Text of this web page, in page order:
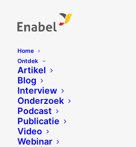
Home
Ontdek
Artikel
Blog
Interview
Onderzoek
Podcast
Publicatie
Video
Webinar